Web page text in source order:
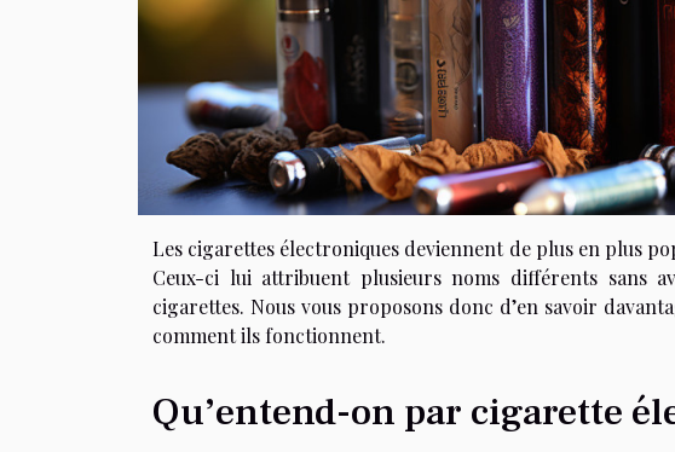
Les cigarettes électroniques deviennent de plus en plus
Ceux-ci lui attribuent plusieurs noms différents sans
cigarettes. Nous vous proposons donc d’en savoir
comment ils fonctionnent.
Qu’entend-on par cigarette